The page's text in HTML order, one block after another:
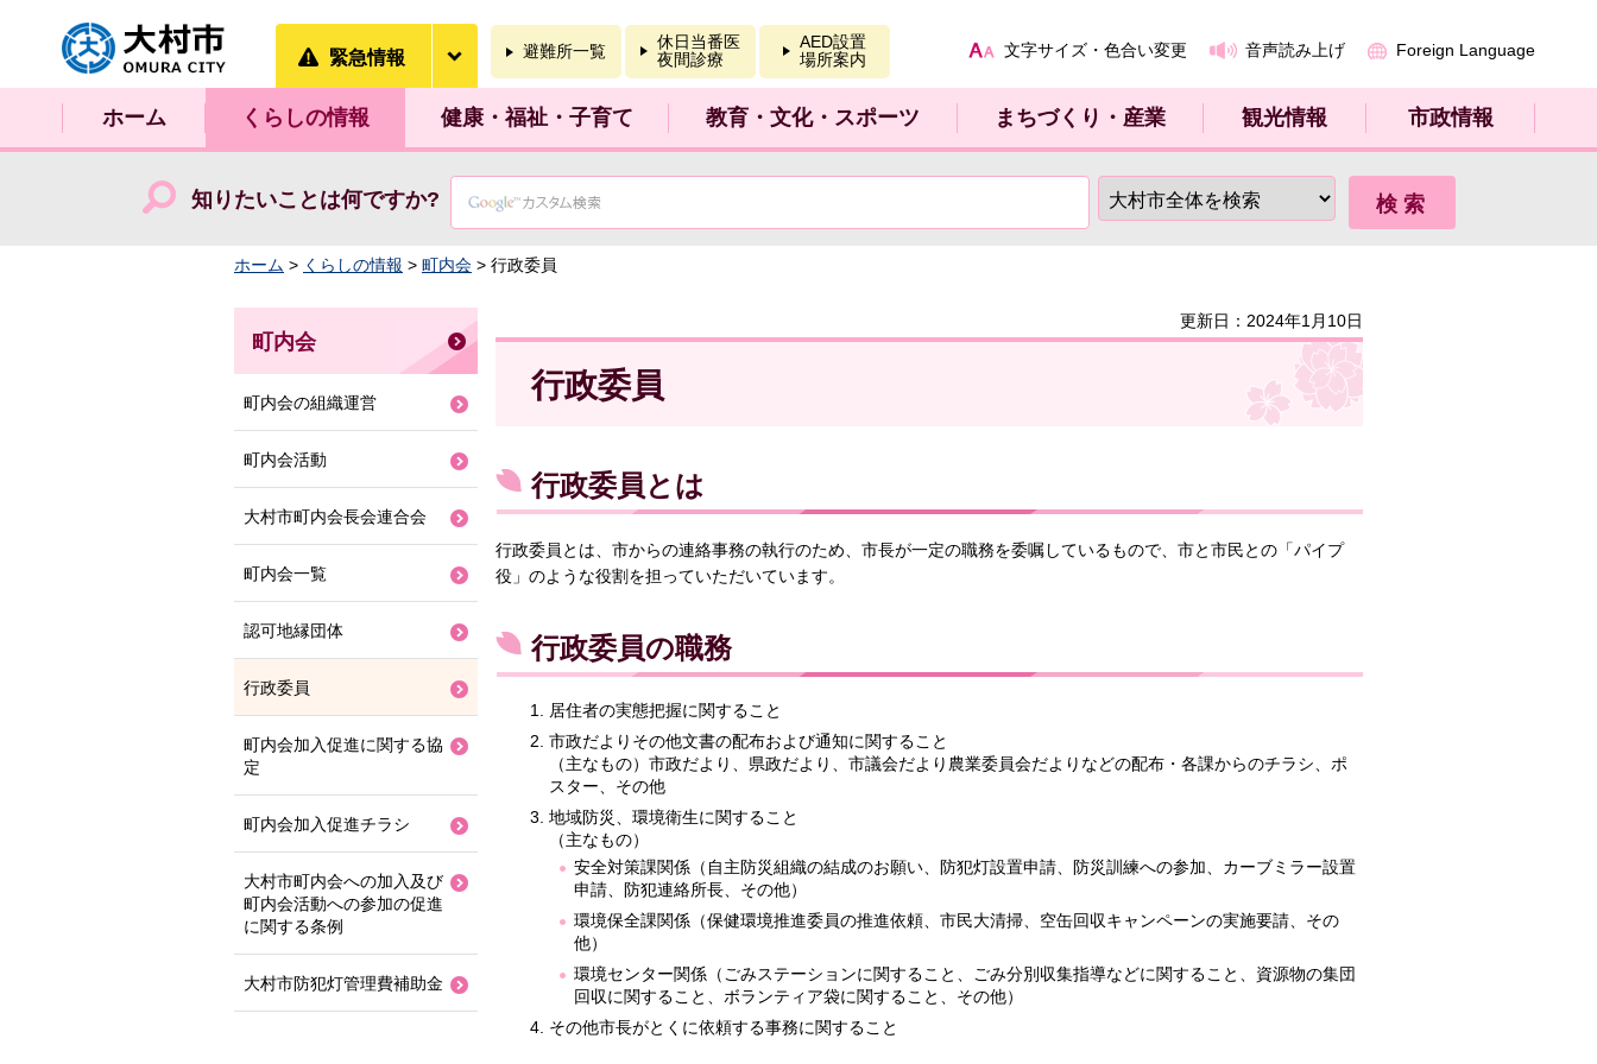
大村市
緊急情報 避難所一覧
休日当番医
夜間診療
AED設置
場所案内
文字サイズ・色合い変更 音声読み上げ Foreign Language
ホーム くらしの情報 健康・福祉・子育て 教育・文化・スポーツ まちづくり・産業 観光情報 市政情報
知りたいことは何ですか?
ホーム > くらしの情報 > 町内会 > 行政委員
更新日：2024年1月10日
行政委員
行政委員とは
行政委員とは、市からの連絡事務の執行のため、市長が一定の職務を委嘱しているもので、市と市民との「パイプ
役」のような役割を担っていただいています。
行政委員の職務
居住者の実態把握に関すること
市政だよりその他文書の配布および通知に関すること
（主なもの）市政だより、県政だより、市議会だより農業委員会だよりなどの配布・各課からのチラシ、ポ
スター、その他
地域防災、環境衛生に関すること
（主なもの）
安全対策課関係（自主防災組織の結成のお願い、防犯灯設置申請、防災訓練への参加、カーブミラー設置
申請、防犯連絡所長、その他）
環境保全課関係（保健環境推進委員の推進依頼、市民大清掃、空缶回収キャンペーンの実施要請、その
他）
環境センター関係（ごみステーションに関すること、ごみ分別収集指導などに関すること、資源物の集団
回収に関すること、ボランティア袋に関すること、その他）
その他市長がとくに依頼する事務に関すること
町内会
町内会の組織運営
町内会活動
大村市町内会長会連合会
町内会一覧
認可地縁団体
行政委員
町内会加入促進に関する協
定
町内会加入促進チラシ
大村市町内会への加入及び
町内会活動への参加の促進
に関する条例
大村市防犯灯管理費補助金